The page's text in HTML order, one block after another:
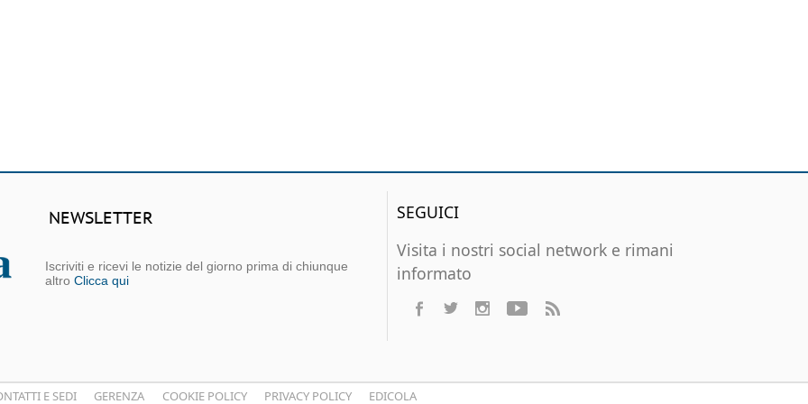
NEWSLETTER
Iscriviti e ricevi le notizie del giorno prima di chiunque
altro Clicca qui
SEGUICI
Visita i nostri social network e rimani
informato
E SEDI GERENZA COOKIE POLICY PRIVACY POLICY EDICOLA